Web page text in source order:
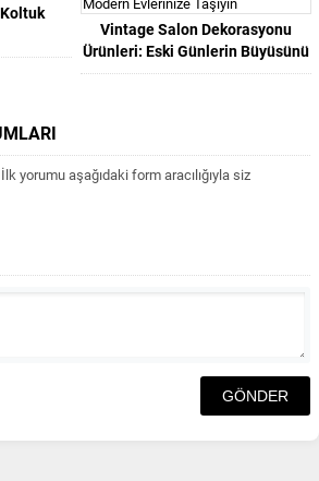
Vintage Salon Dekorasyonu
Ürünleri: Eski Günlerin Büyüsünü
Modern Evlerinize Taşıyın
yorumu aşağıdaki form aracılığıyla siz